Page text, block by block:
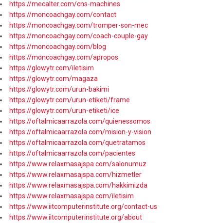
https://mecalter.com/cns-machines
https://moncoachgay.com/contact
https://moncoachgay.com/tromper-son-mec
https://moncoachgay.com/coach-couple-gay
https://moncoachgay.com/blog
https://moncoachgay.com/apropos
https://glowytr.com/iletisim
https://glowytr.com/magaza
https://glowytr.com/urun-bakimi
https://glowytr.com/urun-etiketi/frame
https://glowytr.com/urun-etiketi/ice
https://oftalmicaarrazola.com/quienessomos
https://oftalmicaarrazola.com/mision-y-vision
https://oftalmicaarrazola.com/quetratamos
https://oftalmicaarrazola.com/pacientes
https://www.relaxmasajspa.com/salonumuz
https://www.relaxmasajspa.com/hizmetler
https://www.relaxmasajspa.com/hakkimizda
https://www.relaxmasajspa.com/iletisim
https://www.iitcomputerinstitute.org/contact-us
https://www.iitcomputerinstitute.org/about